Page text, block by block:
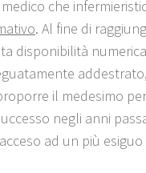
che
. Al fine di
disponibilità
il medesimo
negli anni
ad un più